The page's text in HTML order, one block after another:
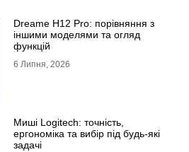
Dreame H12 Pro: порівняння з
іншими моделями та огляд
функцій
6 Липня, 2026
Миші Logitech: точність,
ергономіка та вибір під будь-які
задачі